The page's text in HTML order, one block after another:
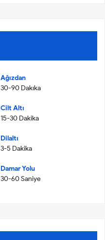
Ağızdan
30-90 Dakıka
Cilt Altı
15-30 Dakika
Dilaltı
3-5 Dakika
Damar Yolu
30-60 Saniye